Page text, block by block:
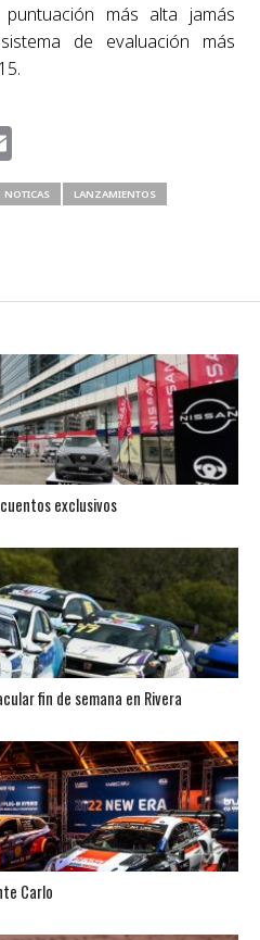
más alta jamás
de evaluación más
Email
NOTICAS LANZAMIENTOS
exclusivos
fin de semana en Rivera
Carlo